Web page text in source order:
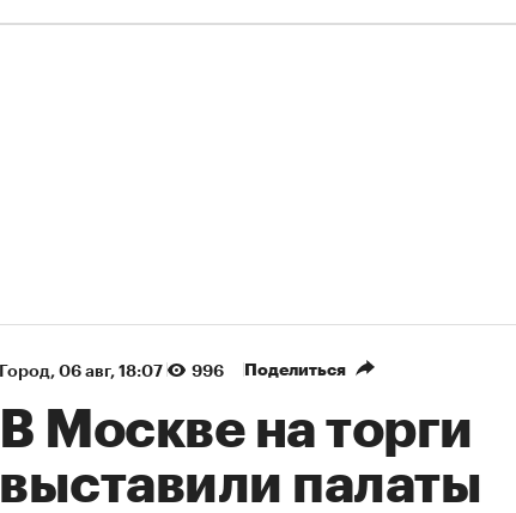
Город⁠, 06 авг, 18:07 996 Поделиться
В Москве на торги
выставили палаты